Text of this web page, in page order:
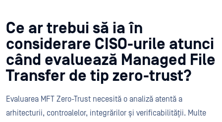
Ce ar trebui să ia în
considerare CISO-urile atunci
când evaluează Managed File
Transfer de tip zero-trust?
Evaluarea MFT Zero-Trust necesită o analiză atentă a
arhitecturii, controalelor, integrărilor și verificabilității. Multe